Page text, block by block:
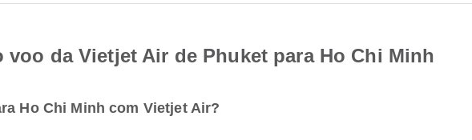
da Vietjet Air de Phuket para Ho Chi Minh
Ho Chi Minh com Vietjet Air?